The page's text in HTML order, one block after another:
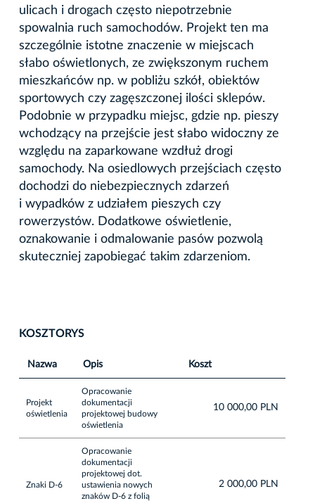
ulicach i drogach często niepotrzebnie
spowalnia ruch samochodów. Projekt ten ma
szczególnie istotne znaczenie w miejscach
słabo oświetlonych, ze zwiększonym ruchem
mieszkańców np. w pobliżu szkół, obiektów
sportowych czy zagęszczonej ilości sklepów.
Podobnie w przypadku miejsc, gdzie np. pieszy
wchodzący na przejście jest słabo widoczny ze
względu na zaparkowane wzdłuż drogi
samochody. Na osiedlowych przejściach często
dochodzi do niebezpiecznych zdarzeń
i wypadków z udziałem pieszych czy
rowerzystów. Dodatkowe oświetlenie,
oznakowanie i odmalowanie pasów pozwolą
skuteczniej zapobiegać takim zdarzeniom.
KOSZTORYS
Nazwa Opis Koszt
Projekt
oświetlenia
Opracowanie
dokumentacji
projektowej budowy
oświetlenia
10 000,00 PLN
Znaki D-6
Opracowanie
dokumentacji
projektowej dot.
ustawienia nowych
znaków D-6 z folią
2 000,00 PLN